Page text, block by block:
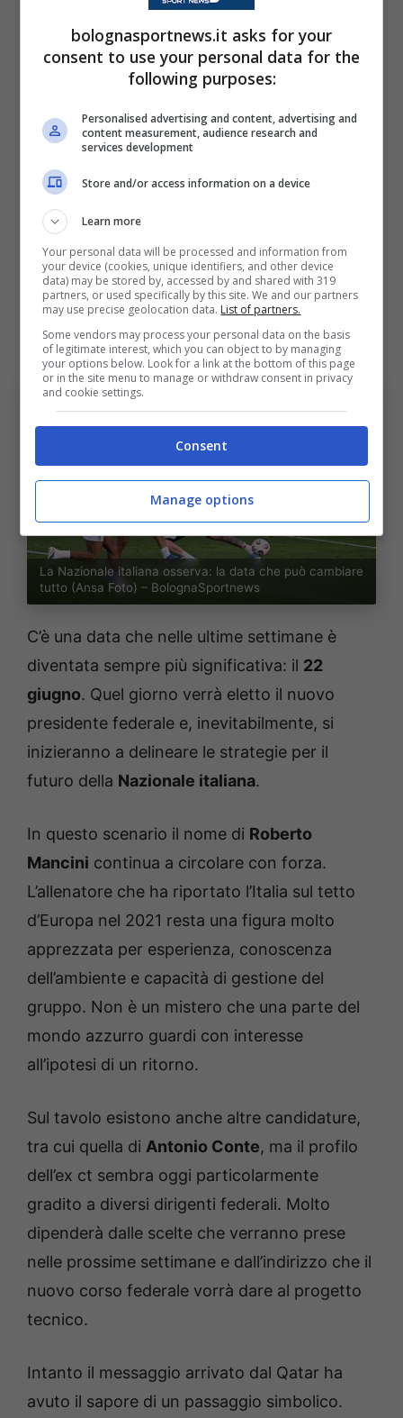
utile per ritrovare serenità e prepararsi a una
nuova sfida ad alto livello.
Chi segue da vicino il calcio internazionale sa
bene che allenatori del calibro di Mancini
difficilmente restano a lungo lontani dai
grandi palcoscenici. Ecco perché la notizia
della separazione dall’Al-Sadd è stata letta
immediatamente anche in chiave futura.
La Nazionale italiana osserva:
la data che può cambiare tutto
La Nazionale italiana osserva: la data che può cambiare
tutto (Ansa Foto) – BolognaSportnews
C’è una data che nelle ultime settimane è
diventata sempre più significativa: il 22
giugno. Quel giorno verrà eletto il nuovo
presidente federale e, inevitabilmente, si
inizieranno a delineare le strategie per il
futuro della Nazionale italiana.
In questo scenario il nome di Roberto
Mancini continua a circolare con forza.
L’allenatore che ha riportato l’Italia sul tetto
d’Europa nel 2021 resta una figura molto
apprezzata per esperienza, conoscenza
dell’ambiente e capacità di gestione del
gruppo. Non è un mistero che una parte del
mondo azzurro guardi con interesse
all’ipotesi di un ritorno.
Sul tavolo esistono anche altre candidature,
tra cui quella di Antonio Conte, ma il profilo
dell’ex ct sembra oggi particolarmente
gradito a diversi dirigenti federali. Molto
dipenderà dalle scelte che verranno prese
nelle prossime settimane e dall’indirizzo che il
nuovo corso federale vorrà dare al progetto
tecnico.
Intanto il messaggio arrivato dal Qatar ha
avuto il sapore di un passaggio simbolico.
bolognasportnews.it asks for your
consent to use your personal data for the
following purposes:
Personalised advertising and content, advertising and
content measurement, audience research and
services development
Store and/or access information on a device
Learn more
Your personal data will be processed and information from
your device (cookies, unique identifiers, and other device
data) may be stored by, accessed by and shared with 319
partners, or used specifically by this site. We and our partners
may use precise geolocation data. List of partners.
Some vendors may process your personal data on the basis
of legitimate interest, which you can object to by managing
your options below. Look for a link at the bottom of this page
or in the site menu to manage or withdraw consent in privacy
and cookie settings.
Consent
Manage options